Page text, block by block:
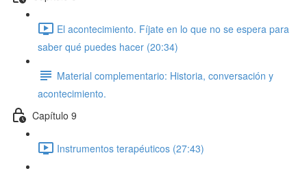
El acontecimiento. Fíjate en lo que no se espera para
saber qué puedes hacer (20:34)
Material complementario: Historia, conversación y
acontecimiento.
Capítulo 9
Instrumentos terapéuticos (27:43)